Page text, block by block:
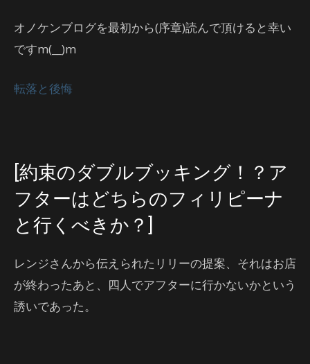
オノケンブログを最初から(序章)読んで頂けると幸い
ですm(__)m
転落と後悔
[約束のダブルブッキング！？ア
フターはどちらのフィリピーナ
と行くべきか？]
レンジさんから伝えられたリリーの提案、それはお店
が終わったあと、四人でアフターに行かないかという
誘いであった。